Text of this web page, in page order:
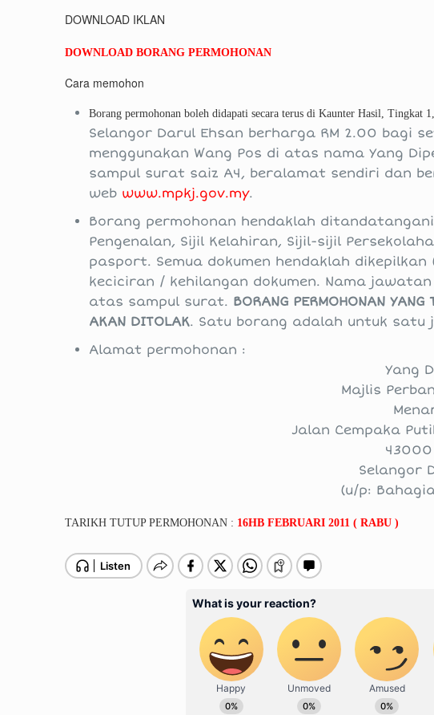
DOWNLOAD IKLAN
DOWNLOAD BORANG PERMOHONAN
Cara memohon
Borang permohonan boleh didapati secara terus di Kaunter Hasil, Tingkat
Selangor Darul Ehsan berharga RM 2.00 bagi
menggunakan Wang Pos di atas nama Yang
sampul surat saiz A4, beralamat sendiri dan
web www.mpkj.gov.my.
Borang permohonan hendaklah
Pengenalan, Sijil Kelahiran, Sijil-sijil
pasport. Semua dokumen hendaklah
keciciran / kehilangan dokumen. Nama
atas sampul surat. BORANG PERMOHONAN
AKAN DITOLAK. Satu borang adalah untuk satu
Alamat permohonan :
Yang
Majlis
Jalan Cempaka
Selangor
(u/p:
TARIKH TUTUP PERMOHONAN : 16HB FEBRUARI 2011 ( RABU )